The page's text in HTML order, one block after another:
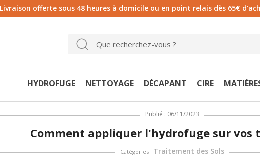
Livraison offerte sous 48 heures à domicile ou en point relais dès 65€
HYDROFUGE NETTOYAGE DÉCAPANT CIRE
Publié : 06/11/2023
Comment appliquer l'hydrofuge sur vos
Catégories : Traitement des Sols